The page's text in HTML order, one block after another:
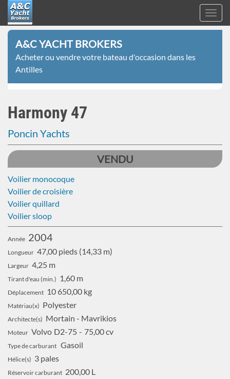
Aller
contenu
principal
A&C
Yacht
Brokers
A&C YACHT BROKERS
Acheter ou vendre votre bateau d'occasion dans les
Antilles
Harmony 47
Poncin Yachts
VENDU
Voilier monocoque
Voilier de croisière
Voilier quillard
Voilier sloop
Année 2004
Longueur 47,00 pieds (14,33 m)
Largeur 4,25 m
Tirant d'eau (min.) 1,60 m
Déplacement 10 650,00 kg
Matériau(x) Polyester
Architecte(s) Mortain - Mavrikios
Moteur Volvo D2-75 75,00 cv
Type de carburant Gasoil
Hélice(s) 3 pales
Réservoir carburant 200,00 L